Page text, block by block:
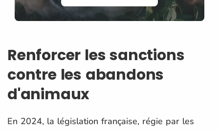
Renforcer les sanctions
contre les abandons
d'animaux
En 2024, la législation française, régie par les